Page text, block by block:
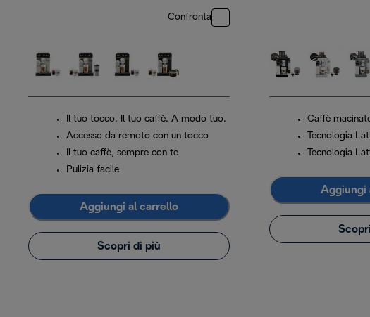
Confronta
Il tuo tocco. Il tuo caffè. A modo tuo.
Accesso da remoto con un tocco
Il tuo caffè, sempre con te
Pulizia facile
Aggiungi al carrello
Scopri di più
Caffè
Tecnologia
Tecnologia
Aggiungi